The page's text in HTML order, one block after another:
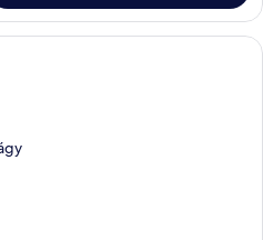
Prémium ágynemű, memóriahabos